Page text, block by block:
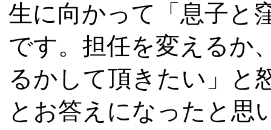
生に向かって「息子と
です。担任を変えるか
るかして頂きたい」と
とお答えになったと思